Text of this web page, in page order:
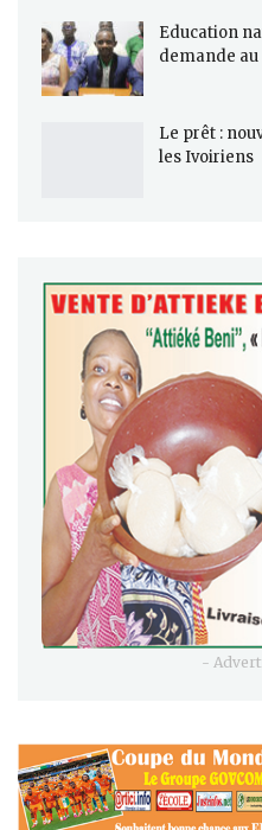
Education
demande
Le prêt :
les Ivoiriens
-